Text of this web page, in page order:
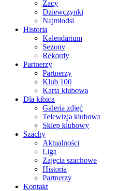
Żacy
Dziewczynki
Najmłodsi
Historia
Kalendarium
Sezony
Rekordy
Partnerzy
Partnerzy
Klub 100
Karta klubowa
Dla kibica
Galeria zdjęć
Telewizja klubowa
Sklep klubowy
Szachy
Aktualności
Liga
Zajęcia szachowe
Historia
Partnerzy
Kontakt